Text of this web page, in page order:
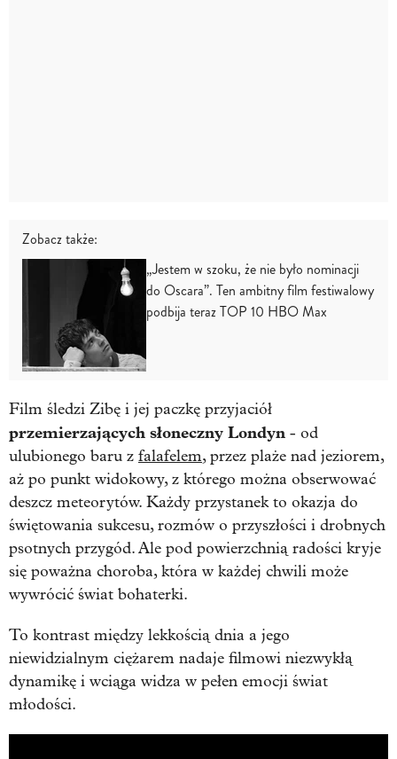
Zobacz także:
„Jestem w szoku, że nie było nominacji
do Oscara”. Ten ambitny film festiwalowy
podbija teraz TOP 10 HBO Max
Film śledzi Zibę i jej paczkę przyjaciół
przemierzających słoneczny Londyn - od
ulubionego baru z falafelem, przez plaże nad jeziorem,
aż po punkt widokowy, z którego można obserwować
deszcz meteorytów. Każdy przystanek to okazja do
świętowania sukcesu, rozmów o przyszłości i drobnych
psotnych przygód. Ale pod powierzchnią radości kryje
się poważna choroba, która w każdej chwili może
wywrócić świat bohaterki.
To kontrast między lekkością dnia a jego
niewidzialnym ciężarem nadaje filmowi niezwykłą
dynamikę i wciąga widza w pełen emocji świat
młodości.